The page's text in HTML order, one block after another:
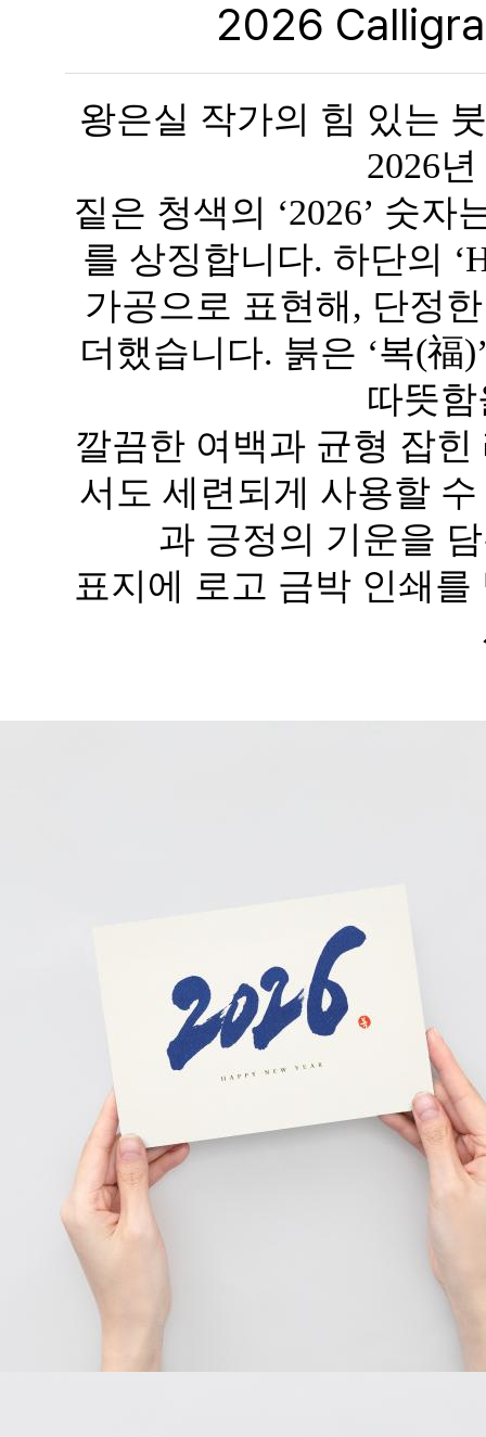
2026
왕은실 작가의 힘 있는
2026
짙은 청색의 ‘2026’ 숫
를 상징합니다. 하단의
가공으로 표현해, 단정
더했습니다. 붉은 ‘복(福
따뜻
깔끔한 여백과 균형 잡
서도 세련되게 사용할
과 긍정의 기운을
표지에 로고 금박 인쇄